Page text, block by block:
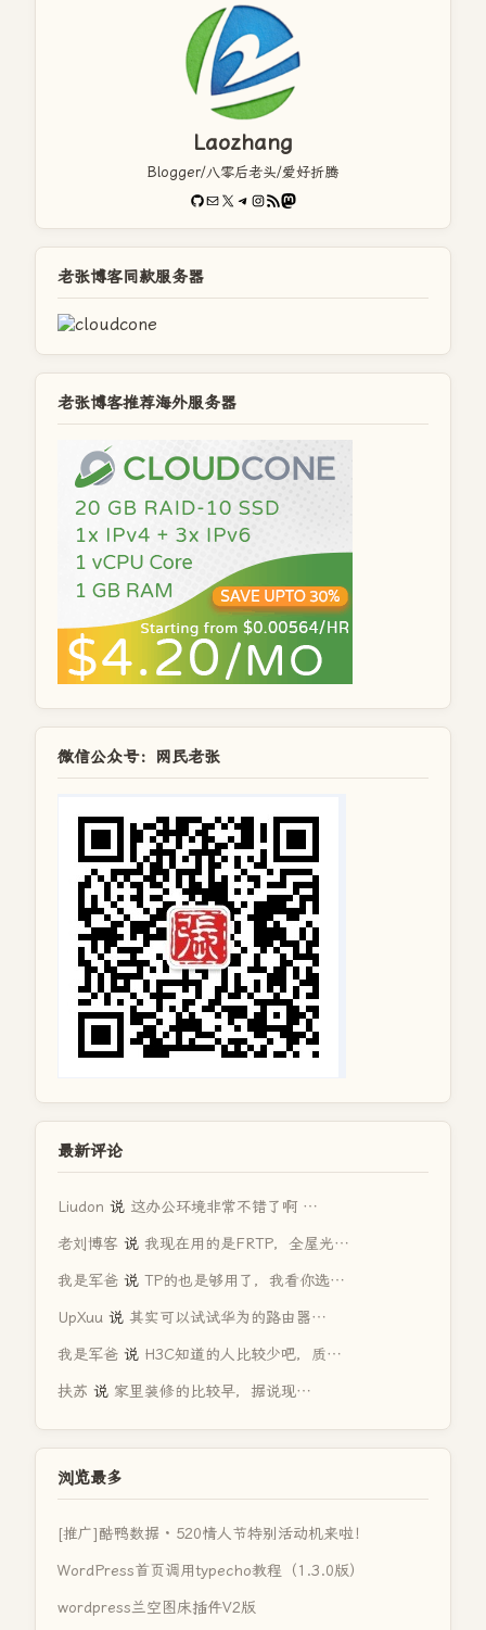
Laozhang
Blogger/八零后老头/爱好折腾
GitHub
电子邮件X Telegram
Instagram
RSS FeedMastodon
老张博客同款服务器
老张博客推荐海外服务器
微信公众号：网民老张
最新评论
Liudon 说 这办公环境非常不错了啊 …
老刘博客 说 我现在用的是FRTP，全屋光…
我是军爸 说 TP的也是够用了，我看你选…
UpXuu 说 其实可以试试华为的路由器…
我是军爸 说 H3C知道的人比较少吧，质…
扶苏 说 家里装修的比较早，据说现…
浏览最多
[推广]酷鸭数据 · 520情人节特别活动机来啦！
WordPress首页调用typecho教程（1.3.0版）
wordpress兰空图床插件V2版